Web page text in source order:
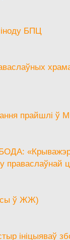
БПЦ
прайшлі ў
праваслаўнай
ў ЖЖ)
ініцыяваў